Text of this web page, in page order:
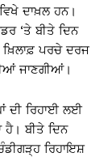
ਦਾਖ਼ਲ ਹਨ।
‘ਤੇ ਬੀਤੇ ਦਿਨ
ਪਰਚੇ ਦਰਜ
ਜਾਣਗੀਆਂ।
ਦੀ ਰਿਹਾਈ ਲਈ
ਬੀਤੇ ਦਿਨ
ਰਿਹਾਇਸ਼